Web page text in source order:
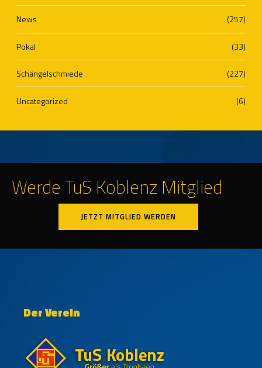
News (257)
Pokal (33)
Schängelschmiede (227)
Uncategorized (6)
Werde TuS Koblenz Mitglied
JETZT MITGLIED WERDEN
Der Verein